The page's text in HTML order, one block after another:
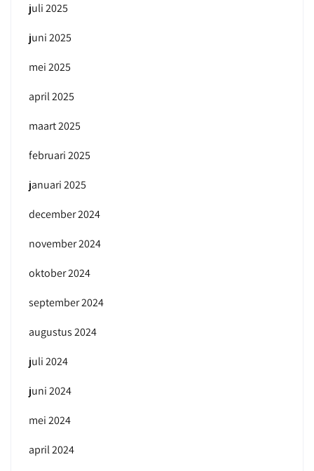
juli 2025
juni 2025
mei 2025
april 2025
maart 2025
februari 2025
januari 2025
december 2024
november 2024
oktober 2024
september 2024
augustus 2024
juli 2024
juni 2024
mei 2024
april 2024